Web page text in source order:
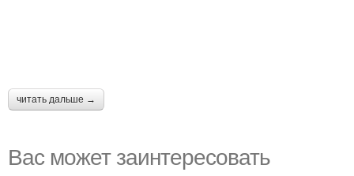
читать дальше →
Вас может заинтересовать